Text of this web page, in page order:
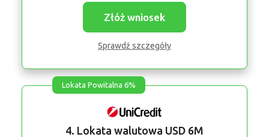
Złóż wniosek
Sprawdź szczegóły
Lokata Powitalna 6%
4. Lokata walutowa USD 6M